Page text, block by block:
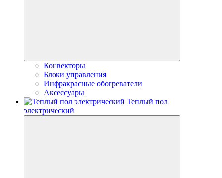
Конвекторы
Блоки управления
Инфракрасные обогреватели
Аксессуары
Теплый пол
электрический